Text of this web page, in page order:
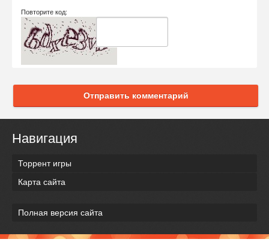
Повторите код:
Отправить комментарий
Навигация
Торрент игры
Карта сайта
Полная версия сайта